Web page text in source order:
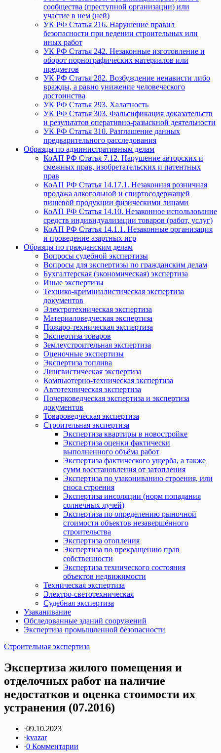
сообщества (преступной организации) или
участие в нем (ней)
УК РФ Статья 216. Нарушение правил
безопасности при ведении строительных или
иных работ
УК РФ Статья 242. Незаконные изготовление и
оборот порнографических материалов или
предметов
УК РФ Статья 282. Возбуждение ненависти либо
вражды, а равно унижение человеческого
достоинства
УК РФ Статья 293. Халатность
УК РФ Статья 303. Фальсификация доказательств
и результатов оперативно-разыскной деятельности
УК РФ Статья 310. Разглашение данных
предварительного расследования
Образцы по административным делам
КоАП РФ Статья 7.12. Нарушение авторских и
смежных прав, изобретательских и патентных
прав
КоАП РФ Статья 14.17.1. Незаконная розничная
продажа алкогольной и спиртосодержащей
пищевой продукции физическими лицами
КоАП РФ Статья 14.10. Незаконное использование
средств индивидуализации товаров (работ, услуг)
КоАП РФ Статья 14.1.1. Незаконные организация
и проведение азартных игр
Образцы по гражданским делам
Вопросы судебной экспертизы
Вопросы для экспертизы по гражданским делам
Бухгалтерская (экономическая) экспертиза
Иные экспертизы
Технико-криминалистическая экспертиза
документов
Электротехническая экспертиза
Материаловедческая экспертиза
Пожаро-техническая экспертиза
Экспертиза товаров
Землеустроительная экспертиза
Оценочные экспертизы
Экспертиза топлива
Лингвистическая экспертиза
Компьютерно-техническая экспертиза
Автотехническая экспертиза
Почерковедческая экспертиза и экспертиза
документов
Товароведческая экспертиза
Строительная экспертиза
Экспертиза квартиры в новостройке
Экспертиза оценки фактически
выполненного объёма работ
Экспертиза фактического ущерба, а также
сумм восстановления от затопления
Экспертиза по узакониванию строения, или
сноса строения
Экспертиза инсоляции (норм попадания
солнечных лучей)
Экспертиза по определению рыночной
стоимости объектов незавершённого
строительства
Экспертиза отопления
Экспертиза по прекращению прав
собственности
Экспертиза технического состояния
объектов недвижимости
Техническая экспертиза
Электро-светотехническая
Судебная экспертиза
Узаканивание
Обследованные зданий сооружений
Экспертиза промышленной безопасности
Строительная экспертиза
Экспертиза жилого помещения и
отделочных работ на наличие
недостатков и оценка стоимости их
устранения (07.2016)
·09.10.2023
·kvazar
·0 Комментарии